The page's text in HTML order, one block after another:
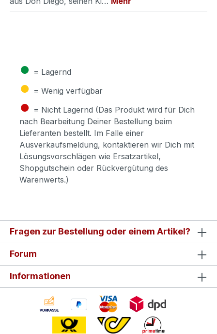
● = Lagernd
● = Wenig verfügbar
● = Nicht Lagernd (Das Produkt wird für Dich
nach Bearbeitung Deiner Bestellung beim
Lieferanten bestellt. Im Falle einer
Ausverkaufsmeldung, kontaktieren wir Dich mit
Lösungsvorschlägen wie Ersatzartikel,
Shopgutschein oder Rückvergütung des
Warenwerts.)
Fragen zur Bestellung oder einem Artikel?
Forum
Informationen